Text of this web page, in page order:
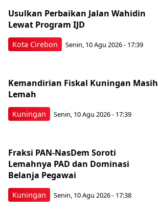
Kota Cirebon
Usulkan Perbaikan Jalan Wahidin
Lewat Program IJD
Senin, 10 Agu 2026 - 17:39
Kuningan
Kemandirian Fiskal Kuningan Masih
Lemah
Senin, 10 Agu 2026 - 17:39
Kuningan
Fraksi PAN-NasDem Soroti
Lemahnya PAD dan Dominasi
Belanja Pegawai
Senin, 10 Agu 2026 - 17:38